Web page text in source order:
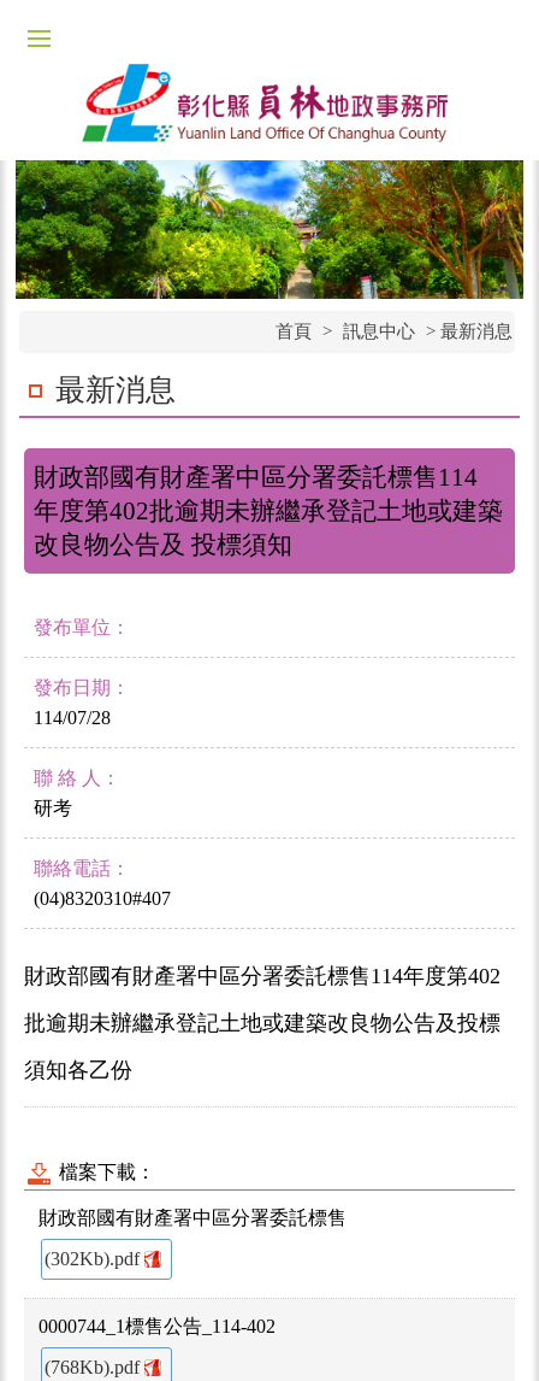
首頁 > 訊息中心 >最新消息
最新消息
財政部國有財產署中區分署委託標售114
年度第402批逾期未辦繼承登記土地或建築
改良物公告及 投標須知
發布單位：
發布日期：
114/07/28
聯 絡 人：
研考
聯絡電話：
(04)8320310#407
財政部國有財產署中區分署委託標售114年度第402
批逾期未辦繼承登記土地或建築改良物公告及投標
須知各乙份
檔案下載：
財政部國有財產署中區分署委託標售
(302Kb).pdf
0000744_1標售公告_114-402
(768Kb).pdf